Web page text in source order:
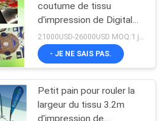
de
de textile
coutume de tissu
d'impression de Digital
d'encre de sublimation
garantie de 1 an
- JE NE SAIS PAS.
Petit pain pour rouler la
largeur du tissu 3.2m
d'impression de